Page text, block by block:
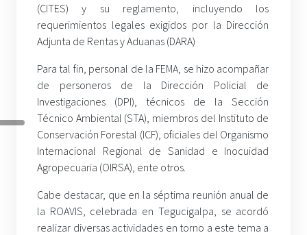
(CITES) y su reglamento, incluyendo los
requerimientos legales exigidos por la Dirección
Adjunta de Rentas y Aduanas (DARA)
Para tal fin, personal de la FEMA, se hizo acompañar
de personeros de la Dirección Policial de
Investigaciones (DPI), técnicos de la Sección
Técnico Ambiental (STA), miembros del Instituto de
Conservación Forestal (ICF), oficiales del Organismo
Internacional Regional de Sanidad e Inocuidad
Agropecuaria (OIRSA), ente otros.
Cabe destacar, que en la séptima reunión anual de
la ROAVIS, celebrada en Tegucigalpa, se acordó
realizar diversas actividades en torno a este tema a